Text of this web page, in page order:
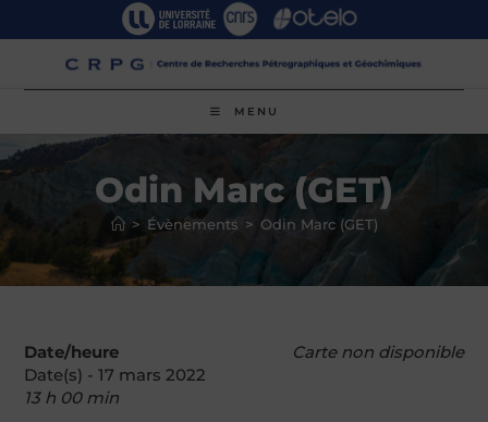
MENU
Odin Marc (GET)
> Évènements > Odin Marc (GET)
Carte non disponible
Date/heure
Date(s) - 17 mars 2022
13 h 00 min